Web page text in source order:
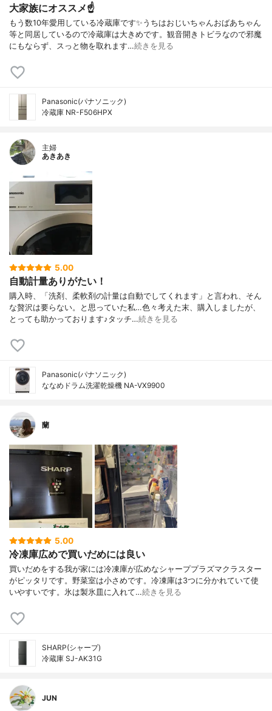
大家族にオススメ☝️
もう数10年愛用している冷蔵庫です✨うちはおじいちゃんおばあちゃん
等と同居しているので冷蔵庫は大きめです。観音開きトビラなので邪魔
にもならず、スっと物を取れます…続きを見る
Panasonic(パナソニック)
冷蔵庫 NR-F506HPX
主婦
あきあき
5.00
自動計量ありがたい！
購入時、「洗剤、柔軟剤の計量は自動でしてくれます」と言われ、そん
な贅沢は要らない。と思っていた私…色々考えた末、購入しましたが、
とっても助かっております♪タッチ…続きを見る
Panasonic(パナソニック)
ななめドラム洗濯乾燥機 NA-VX9900
蘭
5.00
冷凍庫広めで買いだめには良い
買いだめをする我が家には冷凍庫が広めなシャーププラズマクラスター
がピッタリです。野菜室は小さめです。冷凍庫は3つに分かれていて使
いやすいです。氷は製氷皿に入れて…続きを見る
SHARP(シャープ)
冷蔵庫 SJ-AK31G
JUN